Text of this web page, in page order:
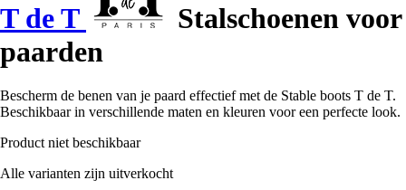
T de T
Stalschoenen voor
paarden
Bescherm de benen van je paard effectief met de Stable boots T de T.
Beschikbaar in verschillende maten en kleuren voor een perfecte look.
Product niet beschikbaar
Alle varianten zijn uitverkocht